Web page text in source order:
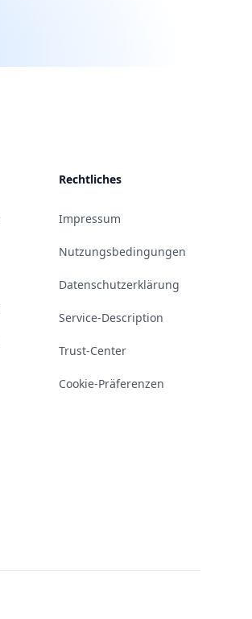
Rechtliches
Impressum
Nutzungsbedingungen
Datenschutzerklärung
Service-Description
Trust-Center
Cookie-Präferenzen